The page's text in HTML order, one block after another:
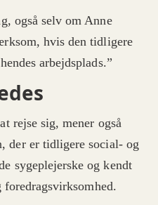
også selv om Anne
hvis den tidligere
arbejdsplads.”
rejse sig, mener også
der er tidligere social- og
sygeplejerske og kendt